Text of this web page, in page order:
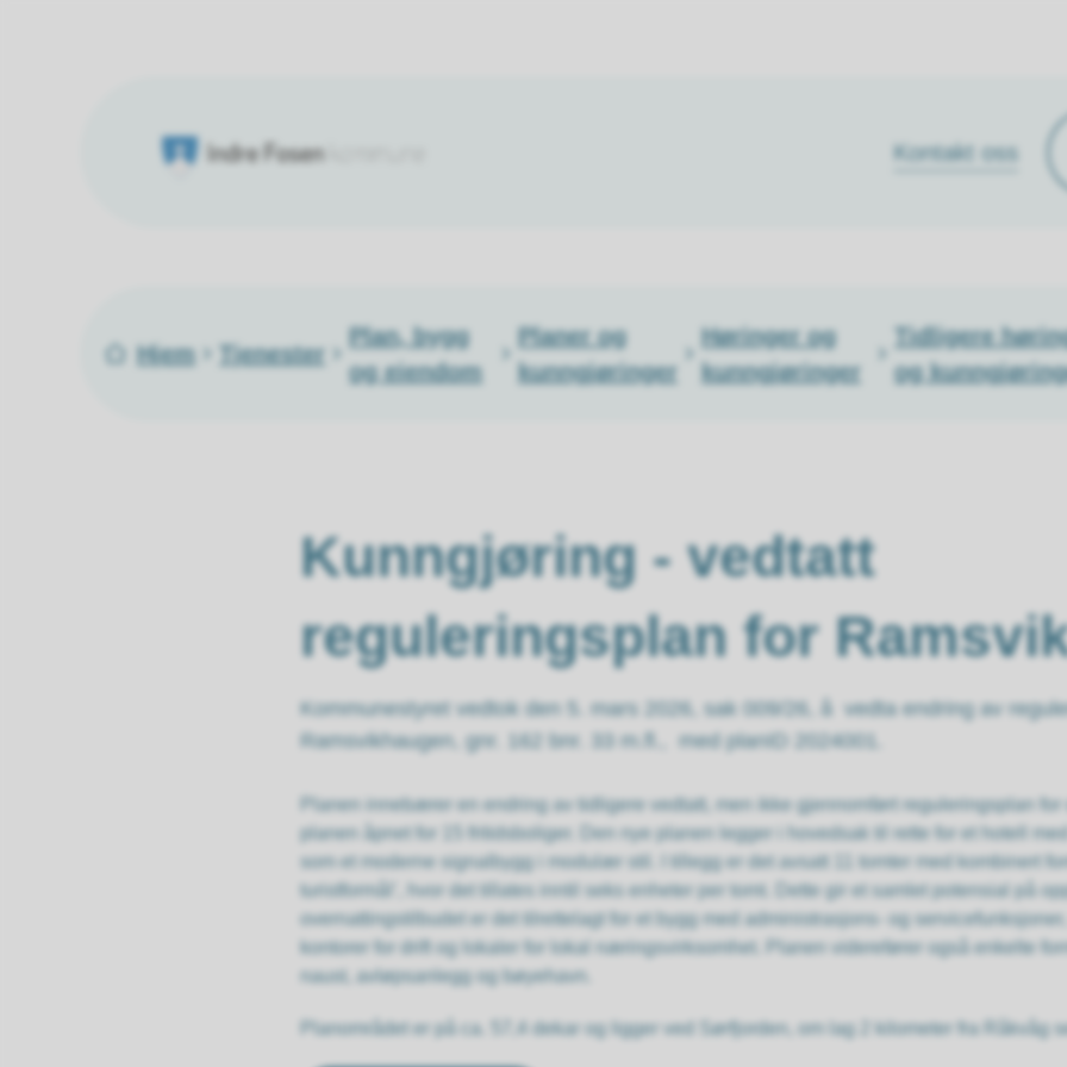
Kontakt oss
Hjem Tjenester
Plan, bygg
og eiendom
Planer og
kunngjøringer
Høringer og
kunngjøringer
Tidligere
og
Kunngjøring - vedtatt
reguleringsplan for
Kommunestyret vedtok den 5. mars 2026, sak 009/26, å vedta endring av
Ramsvikhaugen, gnr. 162 bnr. 33 m.fl., med planID 2024001.
Planen innebærer en endring av tidligere vedtatt, men ikke gjennomført reguleringsplan
planen åpnet for 15 fritidsboliger. Den nye planen legger i hovedsak til rette for et hotell
som et moderne signalbygg i modulær stil. I tillegg er det avsatt 11 tomter med kombinert
turistformål’, hvor det tillates inntil seks enheter per tomt. Dette gir et samlet potensial på
overnattingstilbudet er det tilrettelagt for et bygg med administrasjons- og
kontorer for drift og lokaler for lokal næringsvirksomhet. Planen viderefører også enkelte
naust, avløpsanlegg og bøyehavn.
Planområdet er på ca. 57,4 dekar og ligger ved Sørfjorden, om lag 2 kilometer fra Råkvåg